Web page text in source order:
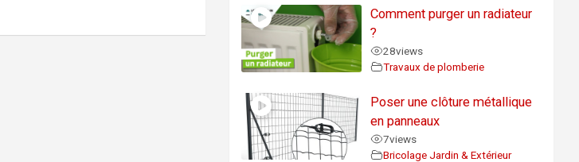
Comment purger un radiateur
?
28views
Travaux de plomberie
Poser une clôture métallique
en panneaux
7views
Bricolage Jardin & Extérieur